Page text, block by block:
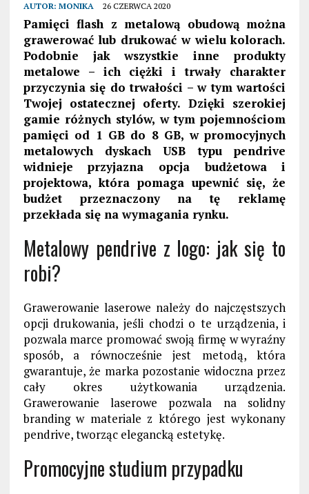
AUTOR: MONIKA 26 CZERWCA 2020
Pamięci flash z metalową obudową można
grawerować lub drukować w wielu kolorach.
Podobnie jak wszystkie inne produkty
metalowe – ich ciężki i trwały charakter
przyczynia się do trwałości – w tym wartości
Twojej ostatecznej oferty. Dzięki szerokiej
gamie różnych stylów, w tym pojemnościom
pamięci od 1 GB do 8 GB, w promocyjnych
metalowych dyskach USB typu pendrive
widnieje przyjazna opcja budżetowa i
projektowa, która pomaga upewnić się, że
budżet przeznaczony na tę reklamę
przekłada się na wymagania rynku.
Metalowy pendrive z logo: jak się to
robi?
Grawerowanie laserowe należy do najczęstszych
opcji drukowania, jeśli chodzi o te urządzenia, i
pozwala marce promować swoją firmę w wyraźny
sposób, a równocześnie jest metodą, która
gwarantuje, że marka pozostanie widoczna przez
cały okres użytkowania urządzenia.
Grawerowanie laserowe pozwala na solidny
branding w materiale z którego jest wykonany
pendrive, tworząc elegancką estetykę.
Promocyjne studium przypadku